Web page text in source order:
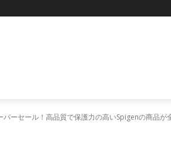
ーセール！高品質で保護力の高いSpigenの商品が